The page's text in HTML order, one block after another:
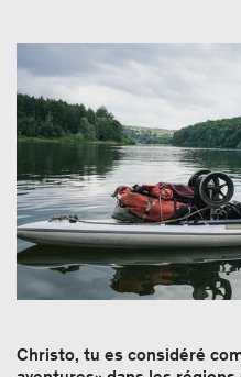
Christo, tu es considéré